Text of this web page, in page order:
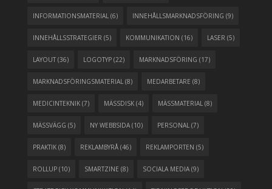
INFORMATIONSMATERIAL (6) INNEHÅLLSMARKNADSFÖRING (9)
INNEHÅLLSSTRATEGIER (5) KOMMUNIKATION (16) LASER (5)
LAYOUT (36) LOGOTYP (22) MARKNADSFÖRING (17)
MARKNADSFÖRINGSMATERIAL (8) MEDARBETARE (8)
MEDICINTEKNIK (7) MÄSSDISK (4) MÄSSMATERIAL (8)
MÄSSVÄGG (5) NY WEBBSIDA (10) PERSONAL (7)
PRAKTIK (8) REKLAMBYRÅ (46) REKLAMPORTEN (5)
ROLLUP (10) SMARTZINE (8) SOCIALA MEDIA (9)